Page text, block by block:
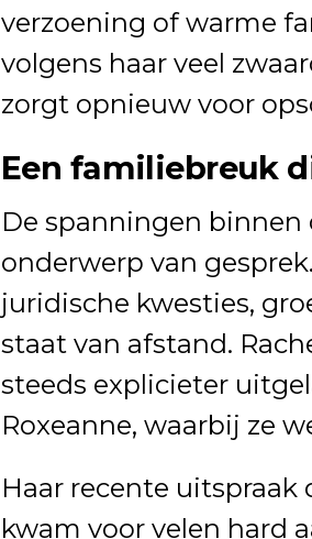
verzoening of warme
volgens haar veel
zorgt opnieuw voor
Een familiebreuk
De spanningen binnen
onderwerp van
juridische kwesties,
staat van afstand.
steeds explicieter
Roxeanne, waarbij ze
Haar recente
kwam voor velen hard